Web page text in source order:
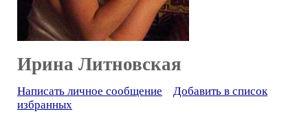
Ирина Литновская
Написать личное сообщение
Добавить в список
избранных